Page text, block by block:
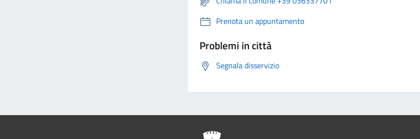
Prenota un appuntamento
Problemi in città
Segnala disservizio